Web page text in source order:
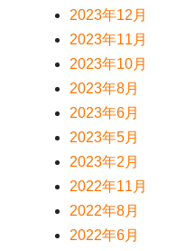
2023年12月
2023年11月
2023年10月
2023年8月
2023年6月
2023年5月
2023年2月
2022年11月
2022年8月
2022年6月